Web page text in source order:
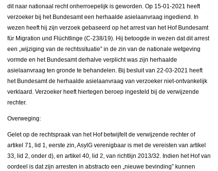
dit naar nationaal recht onherroepelijk is geworden. Op 15-01-2021 heeft
verzoeker bij het Bundesamt een herhaalde asielaanvraag ingediend. In
wezen heeft hij zijn verzoek gebaseerd op het arrest van het Hof Bundesamt
für Migration und Flüchtlinge (C-238/19). Hij betoogde in wezen dat dit arrest
een „wijziging van de rechtssituatie” in de zin van de nationale wetgeving
vormde en het Bundesamt derhalve verplicht was zijn herhaalde
asielaanvraag ten gronde te behandelen. Bij besluit van 22-03-2021 heeft
het Bundesamt de herhaalde asielaanvraag van verzoeker niet-ontvankelijk
verklaard. Verzoeker heeft hiertegen beroep ingesteld bij de verwijzende
rechter.
Overweging:
Gelet op de rechtspraak van het Hof betwijfelt de verwijzende rechter of
artikel 71, lid 1, eerste zin, AsylG verenigbaar is met de vereisten van artikel
33, lid 2, onder d), en artikel 40, lid 2, van richtlijn 2013/32. Indien het Hof van
oordeel is dat zijn arresten in abstracto een „nieuwe bevinding” kunnen